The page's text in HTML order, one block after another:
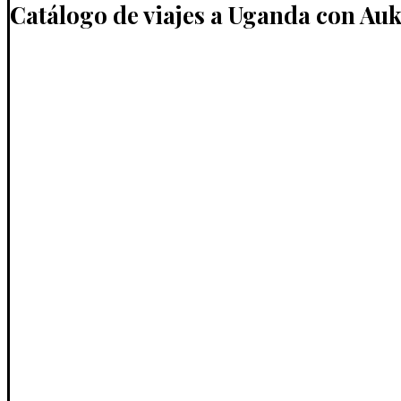
Catálogo de viajes a Uganda con